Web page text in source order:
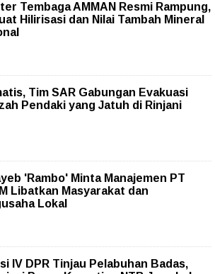
Tembaga AMMAN Resmi Rampung,
Hilirisasi dan Nilai Tambah Mineral
Tim SAR Gabungan Evakuasi
Pendaki yang Jatuh di Rinjani
'Rambo' Minta Manajemen PT
Libatkan Masyarakat dan
Lokal
IV DPR Tinjau Pelabuhan Badas,